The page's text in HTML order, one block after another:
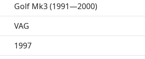
Golf Mk3 (1991—2000)
VAG
1997